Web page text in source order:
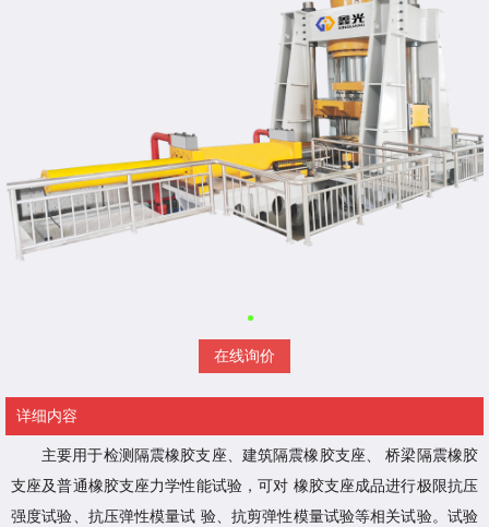
在线询价
详细内容
主要用于检测隔震橡胶支座、建筑隔震橡胶支座、 桥梁隔震橡胶
支座及普通橡胶支座力学性能试验，可对 橡胶支座成品进行极限抗压
强度试验、抗压弹性模量试 验、抗剪弹性模量试验等相关试验。试验